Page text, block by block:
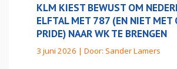
KLM KIEST BEWUST OM
ELFTAL MET 787 (EN NIET MET
PRIDE) NAAR WK TE BRENGEN
3 juni 2026 | Door: Sander Lamers